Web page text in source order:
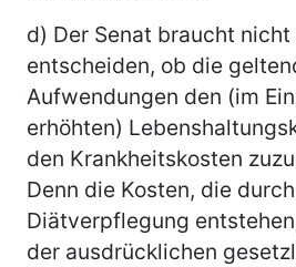
d) Der Senat braucht nicht
entscheiden, ob die
Aufwendungen den (im
erhöhten)
den Krankheitskosten
Denn die Kosten, die
Diätverpflegung
der ausdrücklichen